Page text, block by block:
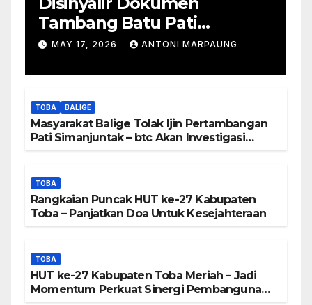
Tambang Batu Pati
Simanjuntak Palsu – Jerry
Berada Di DTA – Frengki
Pardede : Kami Tidak Miliki
Peta DTA – Tanda Tangan
Masyarakat Diduga
MAY 17, 2026 ANTONI MARPAUNG
TOBA BALIGE
Masyarakat Balige Tolak Ijin Pertambangan
Pati Simanjuntak – btc Akan Investigasi
TOBA
Rangkaian Puncak HUT ke-27 Kabupaten
Toba – Panjatkan Doa Untuk Kesejahteraan
TOBA
HUT ke-27 Kabupaten Toba Meriah – Jadi
Momentum Perkuat Sinergi Pembangunan